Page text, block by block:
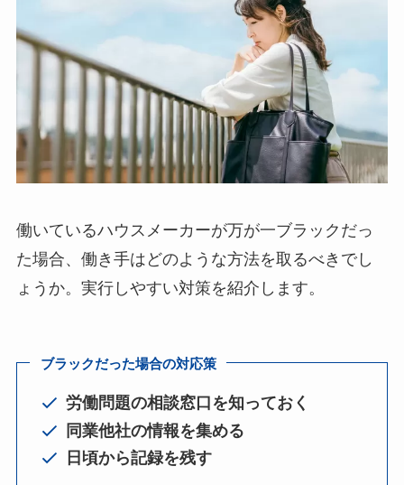
働いているハウスメーカーが万が一ブラックだっ
た場合、働き手はどのような方法を取るべきでし
ょうか。実行しやすい対策を紹介します。
ブラックだった場合の対応策
労働問題の相談窓口を知っておく
同業他社の情報を集める
日頃から記録を残す